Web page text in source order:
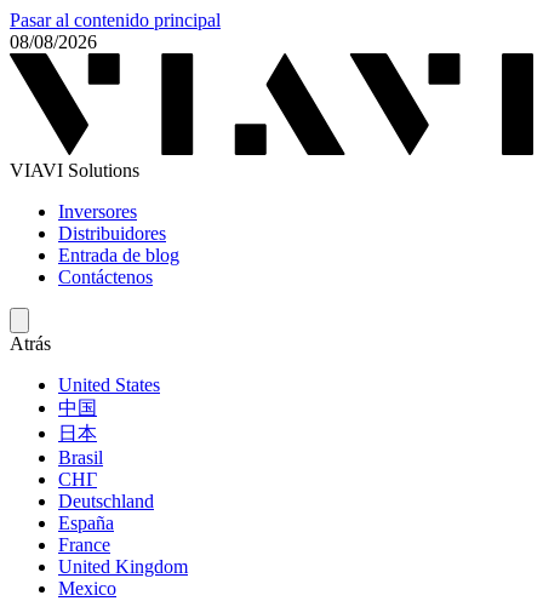
Pasar al contenido principal
08/08/2026
VIAVI Solutions
Inversores
Distribuidores
Entrada de blog
Contáctenos
Atrás
United States
中国
日本
Brasil
СНГ
Deutschland
España
France
United Kingdom
Mexico